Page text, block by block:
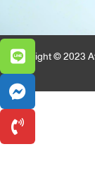
Copyright © 2023